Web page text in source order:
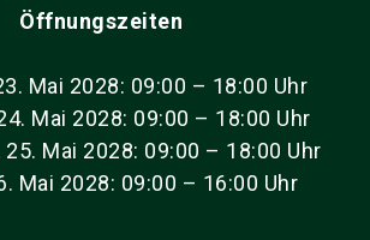
Öffnungszeiten
Mai 2028: 09:00 – 18:00 Uhr
Mai 2028: 09:00 – 18:00 Uhr
Mai 2028: 09:00 – 18:00 Uhr
Mai 2028: 09:00 – 16:00 Uhr